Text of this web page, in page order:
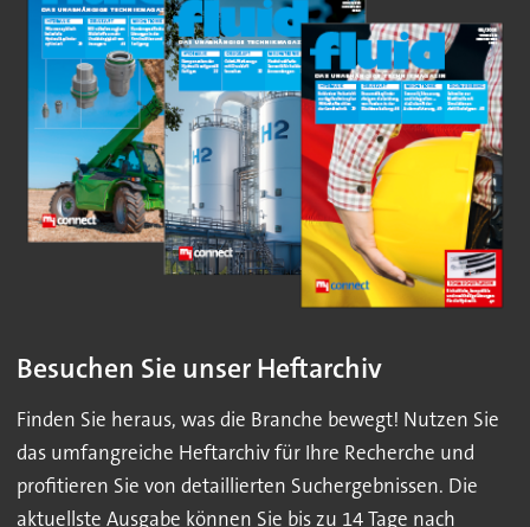
Besuchen Sie unser Heftarchiv
Finden Sie heraus, was die Branche bewegt! Nutzen Sie
das umfangreiche Heftarchiv für Ihre Recherche und
profitieren Sie von detaillierten Suchergebnissen. Die
aktuellste Ausgabe können Sie bis zu 14 Tage nach